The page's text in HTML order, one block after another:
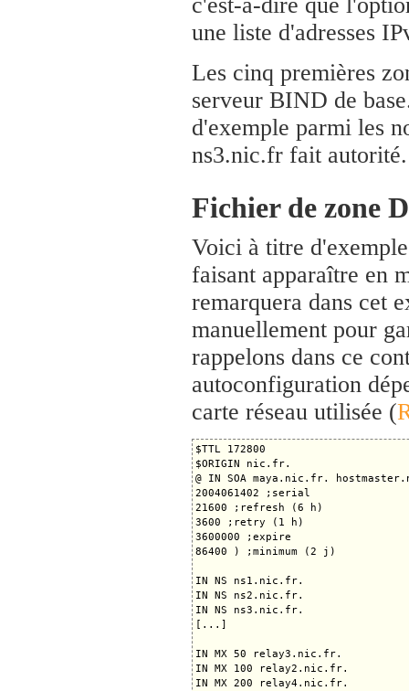
une liste d'adresses
Les cinq premières
serveur BIND de
d'exemple parmi les
ns3.nic.fr fait autorité.
Fichier de zone
Voici à titre
faisant apparaître en
remarquera dans cet
manuellement pour
rappelons dans ce
autoconfiguration
carte réseau utilisée (
$TTL 172800
$ORIGIN nic.fr.
@ IN SOA maya.nic.fr.
2004061402 ;serial
21600 ;refresh (6 h)
3600 ;retry (1 h)
3600000 ;expire
86400 ) ;minimum (2 j)
IN NS ns1.nic.fr.
IN NS ns2.nic.fr.
IN NS ns3.nic.fr.
[...]
IN MX 50 relay3.nic.fr.
IN MX 100 relay2.nic.fr.
IN MX 200 relay4.nic.fr.